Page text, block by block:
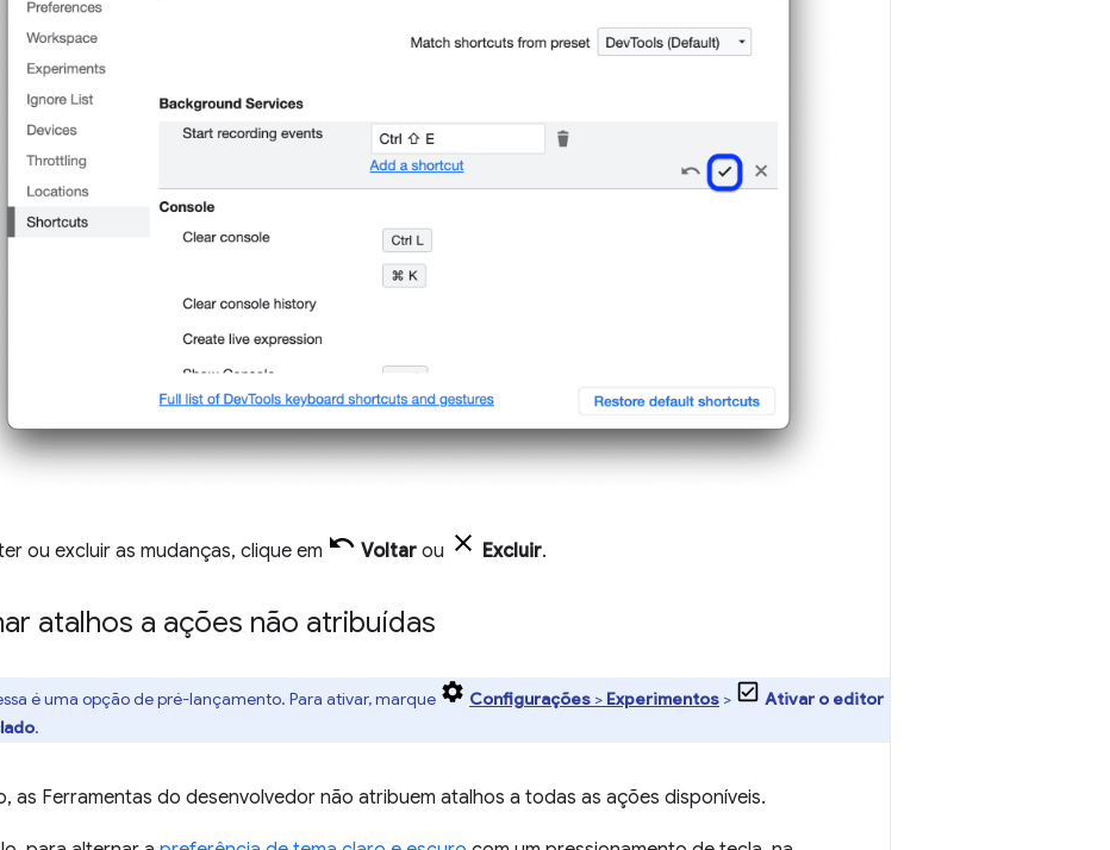
ou excluir as mudanças, clique em Voltar ou Excluir.
atalhos a ações não atribuídas
é uma opção de pré-lançamento. Para ativar, marque Configurações > Experimentos >
Ativar o editor
.
as Ferramentas do desenvolvedor não atribuem atalhos a todas as ações disponíveis.